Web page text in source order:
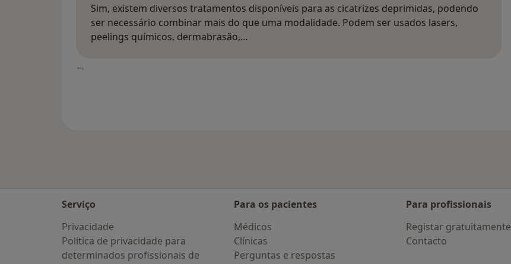
Sim, existem diversos tratamentos disponíveis para as cicatrizes deprimidas, podendo
ser necessário combinar mais do que uma modalidade. Podem ser usados lasers,
peelings químicos, dermabrasão,…
Serviço
Privacidade
Política de privacidade para
determinados profissionais de
Para os pacientes
Médicos
Clínicas
Perguntas e respostas
Para profissionais
Registar gratuitamente
Contacto